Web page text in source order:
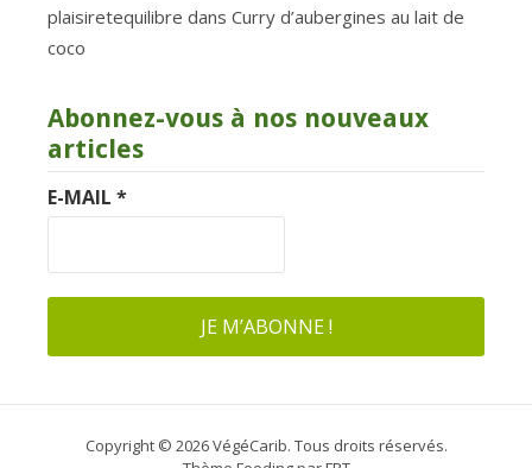
plaisiretequilibre dans Curry d’aubergines au lait de
coco
Abonnez-vous à nos nouveaux
articles
E-MAIL *
Copyright © 2026 VégéCarib. Tous droits réservés.